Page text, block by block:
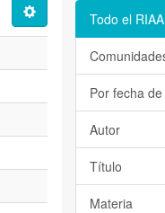
Todo el RIAA
Por fecha
Autor
Título
Materia